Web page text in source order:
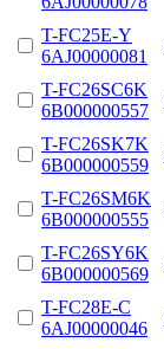
T-FC25E-Y
6AJ00000081
T-FC26SC6K
6B000000557
T-FC26SK7K
6B000000559
T-FC26SM6K
6B000000555
T-FC26SY6K
6B000000569
T-FC28E-C
6AJ00000046